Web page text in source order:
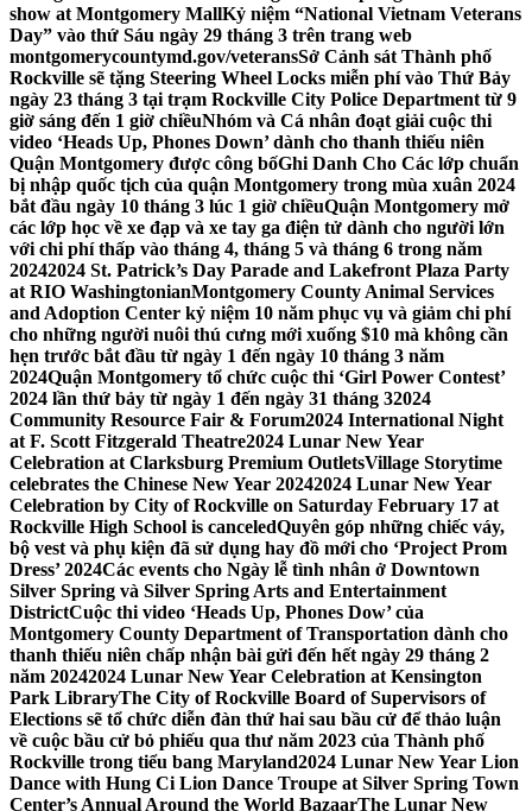
show at Montgomery MallKỷ niệm “National Vietnam Veterans
Day” vào thứ Sáu ngày 29 tháng 3 trên trang web
montgomerycountymd.gov/veteransSở Cảnh sát Thành phố
Rockville sẽ tặng Steering Wheel Locks miễn phí vào Thứ Bảy
ngày 23 tháng 3 tại trạm Rockville City Police Department từ 9
giờ sáng đến 1 giờ chiềuNhóm và Cá nhân đoạt giải cuộc thi
video ‘Heads Up, Phones Down’ dành cho thanh thiếu niên
Quận Montgomery được công bốGhi Danh Cho Các lớp chuẩn
bị nhập quốc tịch của quận Montgomery trong mùa xuân 2024
bắt đầu ngày 10 tháng 3 lúc 1 giờ chiềuQuận Montgomery mở
các lớp học về xe đạp và xe tay ga điện tử dành cho người lớn
với chi phí thấp vào tháng 4, tháng 5 và tháng 6 trong năm
20242024 St. Patrick’s Day Parade and Lakefront Plaza Party
at RIO WashingtonianMontgomery County Animal Services
and Adoption Center kỷ niệm 10 năm phục vụ và giảm chi phí
cho những người nuôi thú cưng mới xuống $10 mà không cần
hẹn trước bắt đầu từ ngày 1 đến ngày 10 tháng 3 năm
2024Quận Montgomery tổ chức cuộc thi ‘Girl Power Contest’
2024 lần thứ bảy từ ngày 1 đến ngày 31 tháng 32024
Community Resource Fair & Forum2024 International Night
at F. Scott Fitzgerald Theatre2024 Lunar New Year
Celebration at Clarksburg Premium OutletsVillage Storytime
celebrates the Chinese New Year 20242024 Lunar New Year
Celebration by City of Rockville on Saturday February 17 at
Rockville High School is canceledQuyên góp những chiếc váy,
bộ vest và phụ kiện đã sử dụng hay đồ mới cho ‘Project Prom
Dress’ 2024Các events cho Ngày lễ tình nhân ở Downtown
Silver Spring và Silver Spring Arts and Entertainment
DistrictCuộc thi video ‘Heads Up, Phones Dow’ của
Montgomery County Department of Transportation dành cho
thanh thiếu niên chấp nhận bài gửi đến hết ngày 29 tháng 2
năm 20242024 Lunar New Year Celebration at Kensington
Park LibraryThe City of Rockville Board of Supervisors of
Elections sẽ tổ chức diễn đàn thứ hai sau bầu cử để thảo luận
về cuộc bầu cử bỏ phiếu qua thư năm 2023 của Thành phố
Rockville trong tiểu bang Maryland2024 Lunar New Year Lion
Dance with Hung Ci Lion Dance Troupe at Silver Spring Town
Center’s Annual Around the World BazaarThe Lunar New